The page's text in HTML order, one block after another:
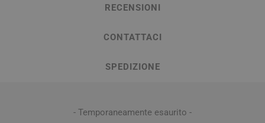
RECENSIONI
CONTATTACI
SPEDIZIONE
- Temporaneamente esaurito -